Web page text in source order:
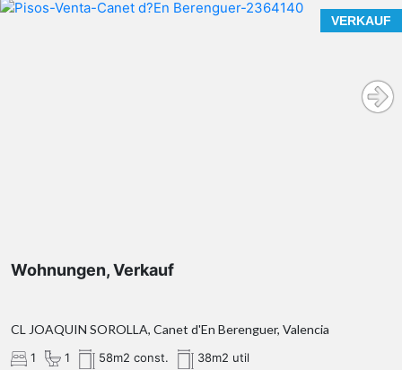
VERKAUF
Wohnungen, Verkauf
CL JOAQUIN SOROLLA, Canet d'En Berenguer, Valencia
1 1 58m2 const. 38m2 util